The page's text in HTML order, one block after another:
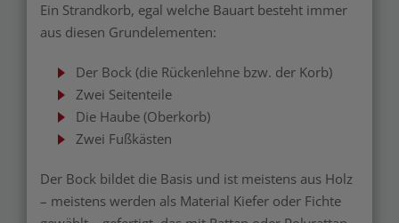
Ein Strandkorb, egal welche Bauart besteht immer
aus diesen Grundelementen:
Der Bock (die Rückenlehne bzw. der Korb)
Zwei Seitenteile
Die Haube (Oberkorb)
Zwei Fußkästen
Der Bock bildet die Basis und ist meistens aus Holz
– meistens werden als Material Kiefer oder Fichte